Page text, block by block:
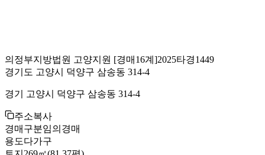
의정부지방법원 고양지원 [경매16계]2025타경1449
경기도 고양시 덕양구 삼송동 314-4
경기 고양시 덕양구 삼송동 314-4
주소복사
경매구분임의경매
용도다가구